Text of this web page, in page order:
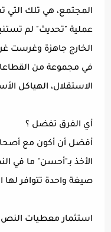
المجتمع، هي تلك التي
عملية "تحديث" لم
الخارج جاهزة وغرست
في مجموعة من
الاستقلال، الهياكل
أي الفرق تفضل ؟
أفضل أن أكون مع أصحاب
الأخذ بـ"أحسن" ما في
صيغة واحدة تتوافر لها
استثمار معطيات النص